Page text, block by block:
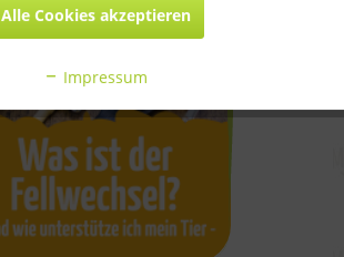
Alle Cookies akzeptieren
Impressum